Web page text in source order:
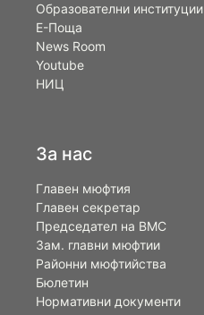
Образователни институции
Е-Поща
News Room
Youtube
НИЦ
За нас
Главен мюфтия
Главен секретар
Председател на ВМС
Зам. главни мюфтии
Районни мюфтийства
Бюлетин
Нормативни документи